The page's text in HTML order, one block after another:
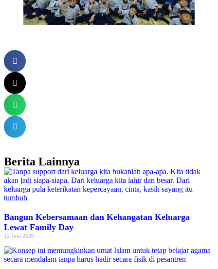
Berita Lainnya
Bangun Kebersamaan dan Kehangatan Keluarga
Lewat Family Day
12 Juni 2026